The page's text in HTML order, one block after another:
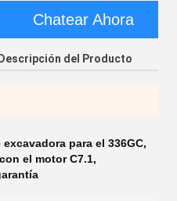
Chatear Ahora
Descripción del Producto
para el 336GC,
el motor C7.1,